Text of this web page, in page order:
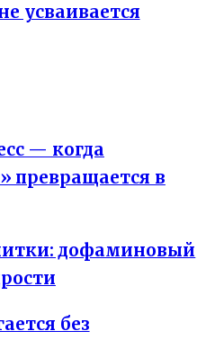
усваивается
— когда
превращается в
дофаминовый
без